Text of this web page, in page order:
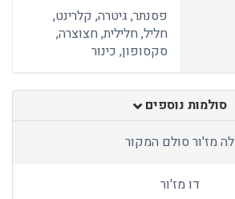
פסנתר, גיטרה, קלרינט,
חליל, חלילית, חצוצרה,
סקסופון, כינור
סולמות נוספים
לה מז'ור סולם המקור
דו מז'ור